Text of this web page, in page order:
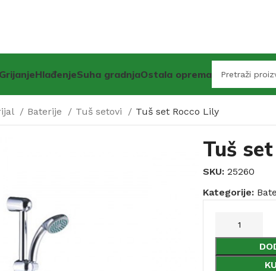
GrijanjeHlađenjeSuha gradnjaOstala oprema
Baterije Tuš setovi Tuš set Rocco Lily
Tuš
SKU: 25260
Kategorije: